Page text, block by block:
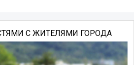
С ЖИТЕЛЯМИ ГОРОДА